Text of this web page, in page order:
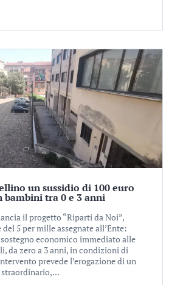
un sussidio di 100 euro
tra 0 e 3 anni
il progetto “Riparti da Noi”,
5 per mille assegnate all’Ente:
economico immediato alle
da zero a 3 anni, in condizioni di
prevede l’erogazione di un